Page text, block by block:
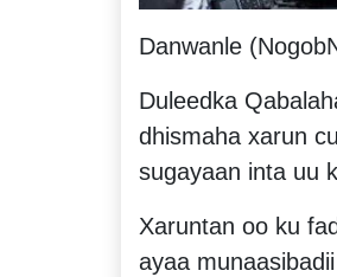
Danwanle
Duleedka
dhismaha xarun
sugayaan inta uu
Xaruntan oo ku
ayaa